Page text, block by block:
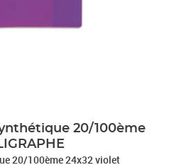
20/100ème
20/100ème 24x32 violet